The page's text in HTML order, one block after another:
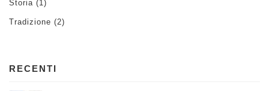
Storia (1)
Tradizione (2)
RECENTI